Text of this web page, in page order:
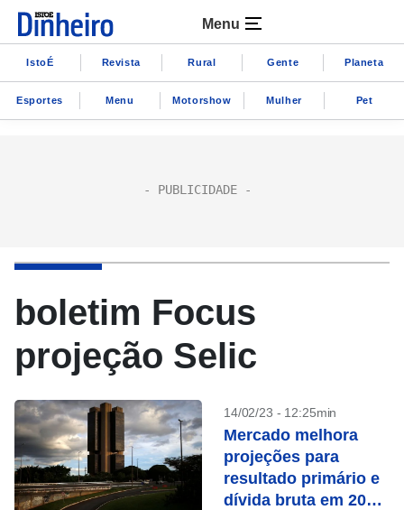
Menu
IstoÉ Revista Rural Gente Planeta
Esportes Menu Motorshow Mulher Pet
boletim Focus
projeção Selic
14/02/23 - 12:25min
Mercado melhora
projeções para
resultado primário e
dívida bruta em 2023